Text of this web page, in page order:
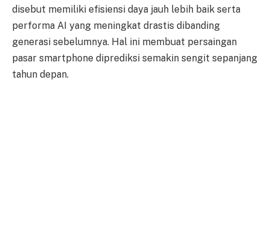
disebut memiliki efisiensi daya jauh lebih baik serta
performa AI yang meningkat drastis dibanding
generasi sebelumnya. Hal ini membuat persaingan
pasar smartphone diprediksi semakin sengit sepanjang
tahun depan.